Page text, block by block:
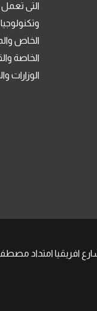
التى
الخاص
الخاصة
الوزارات